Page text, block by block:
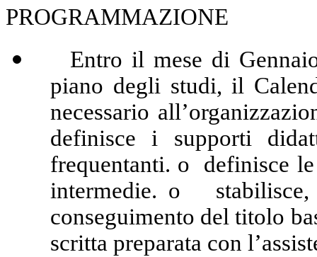
PROGRAMMAZIONE
Entro il mese di
piano degli studi, il
necessario
definisce i supporti
frequentanti. o definisce
intermedie. o
conseguimento del titolo
scritta preparata con